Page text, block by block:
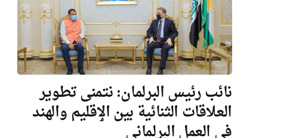
نائب رئيس البرلمان: نتمنی تطوير
العلاقات الثنائية بين الٳقليم والهند